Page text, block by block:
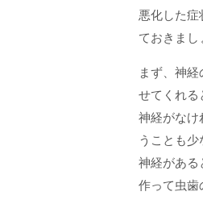
悪化した症
ておきまし
まず、神
せてくれる
神経がなけ
うことも少
神経がある
作って虫歯